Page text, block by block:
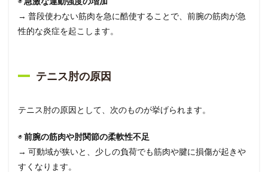
→ 普段使わない筋肉を急に酷使することで、前腕の筋肉が急
性的な炎症を起こします。
テニス肘の原因
テニス肘の原因として、次のものが挙げられます。
◉前腕の筋肉や肘関節の柔軟性不足
→ 可動域が狭いと、少しの負荷でも筋肉や腱に損傷が起きや
すくなります。